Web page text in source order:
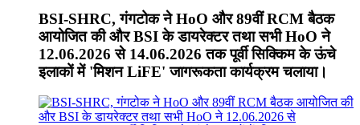
BSI-SHRC, गंगटोक ने HoO और 89वीं RCM बैठक
आयोजित की और BSI के डायरेक्टर तथा सभी HoO ने
12.06.2026 से 14.06.2026 तक पूर्वी सिक्किम के ऊंचे
इलाकों में 'मिशन LiFE' जागरूकता कार्यक्रम चलाया।